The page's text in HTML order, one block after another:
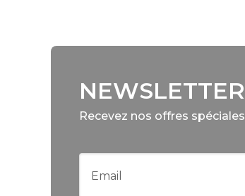
NEWSLETTER
Recevez nos offres spéciales